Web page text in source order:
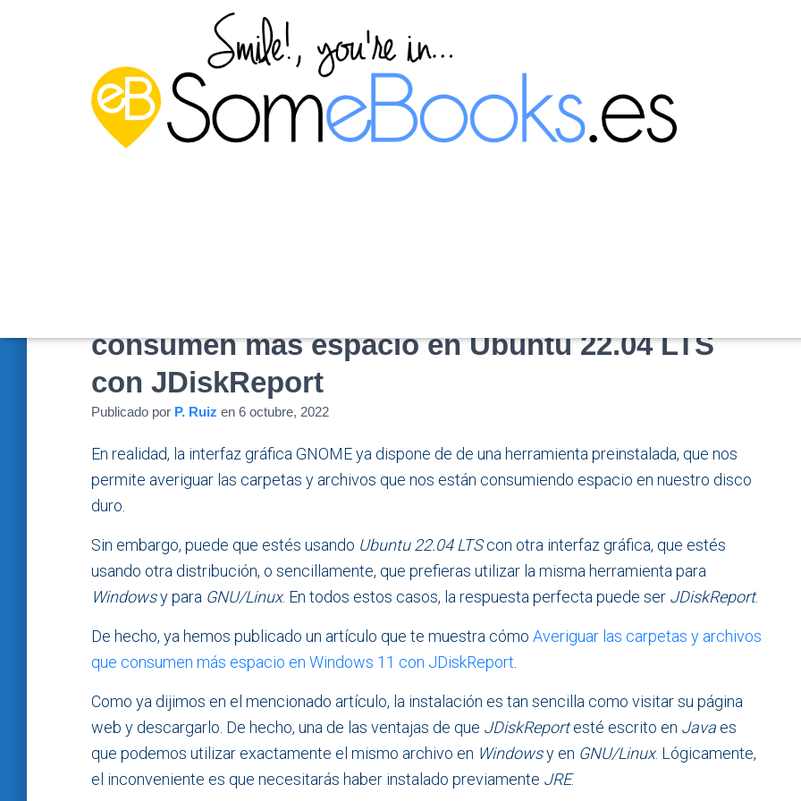
consumen más espacio en Ubuntu 22.04 LTS
con JDiskReport
Publicado por P. Ruiz en 6 octubre, 2022
En realidad, la interfaz gráfica GNOME ya dispone de de una herramienta preinstalada, que nos
permite averiguar las carpetas y archivos que nos están consumiendo espacio en nuestro disco
duro.
Sin embargo, puede que estés usando Ubuntu 22.04 LTScon otra interfaz gráfica, que estés
usando otra distribución, o sencillamente, que prefieras utilizar la misma herramienta para
Windowsy para GNU/Linux. En todos estos casos, la respuesta perfecta puede ser JDiskReport.
De hecho, ya hemos publicado un artículo que te muestra cómo Averiguar las carpetas y archivos
que consumen más espacio en Windows 11 con JDiskReport
Como ya dijimos en el mencionado artículo, la instalación es tan sencilla como visitar su página
web y descargarlo. De hecho, una de las ventajas de que JDiskReportesté escrito en Java es
que podemos utilizar exactamente el mismo archivo en Windowsy en GNU/Linux. Lógicamente,
el inconveniente es que necesitarás haber instalado previamente JRE.